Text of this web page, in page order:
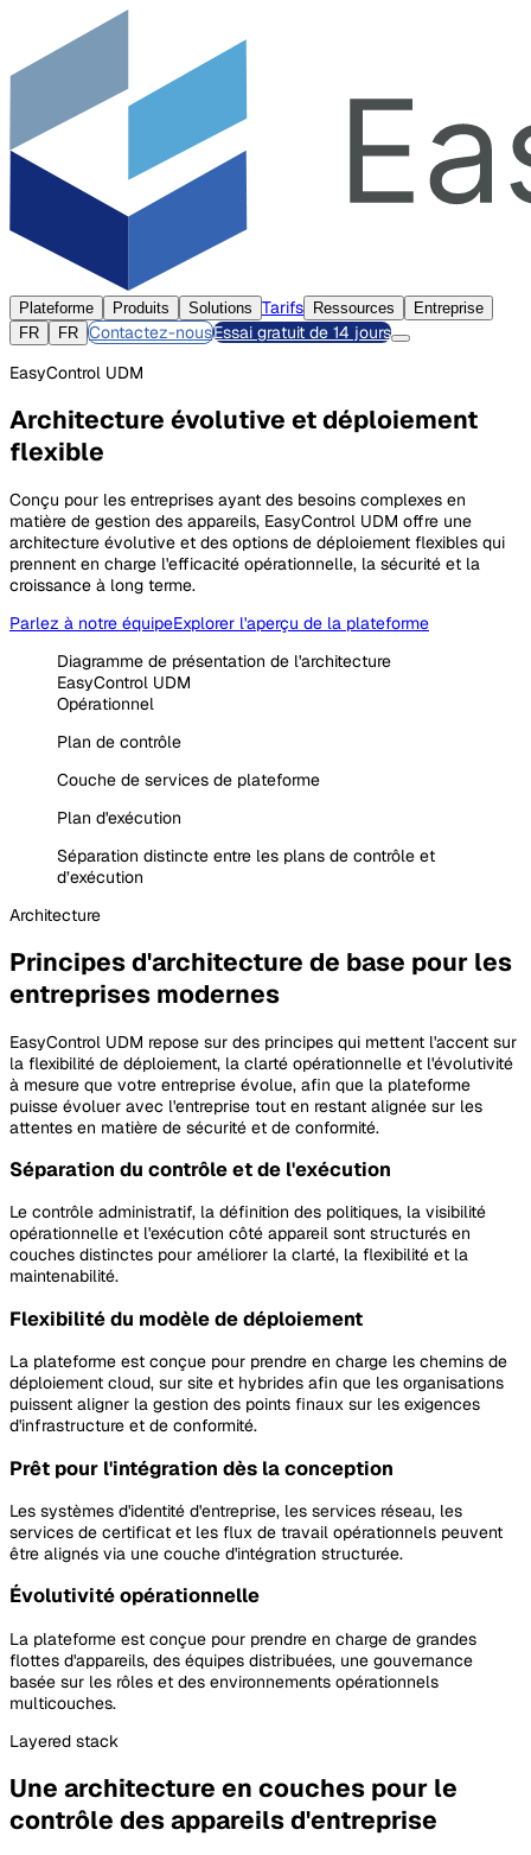
Plateforme Produits Solutions Tarifs Ressources
Entreprise
FR
FR Contactez-nousEssai gratuit de 14 jours
EasyControl UDM
Architecture évolutive et déploiement
flexible
Conçu pour les entreprises ayant des besoins complexes en
matière de gestion des appareils, EasyControl UDM offre une
architecture évolutive et des options de déploiement flexibles qui
prennent en charge l'efficacité opérationnelle, la sécurité et la
croissance à long terme.
Parlez à notre équipeExplorer l'aperçu de la plateforme
Diagramme de présentation de l'architecture
EasyControl UDM
Opérationnel
Plan de contrôle
Couche de services de plateforme
Plan d'exécution
Séparation distincte entre les plans de contrôle et
d’exécution
Architecture
Principes d'architecture de base pour les
entreprises modernes
EasyControl UDM repose sur des principes qui mettent l'accent sur
la flexibilité de déploiement, la clarté opérationnelle et l'évolutivité
à mesure que votre entreprise évolue, afin que la plateforme
puisse évoluer avec l'entreprise tout en restant alignée sur les
attentes en matière de sécurité et de conformité.
Séparation du contrôle et de l'exécution
Le contrôle administratif, la définition des politiques, la visibilité
opérationnelle et l'exécution côté appareil sont structurés en
couches distinctes pour améliorer la clarté, la flexibilité et la
maintenabilité.
Flexibilité du modèle de déploiement
La plateforme est conçue pour prendre en charge les chemins de
déploiement cloud, sur site et hybrides afin que les organisations
puissent aligner la gestion des points finaux sur les exigences
d'infrastructure et de conformité.
Prêt pour l'intégration dès la conception
Les systèmes d'identité d'entreprise, les services réseau, les
services de certificat et les flux de travail opérationnels peuvent
être alignés via une couche d'intégration structurée.
Évolutivité opérationnelle
La plateforme est conçue pour prendre en charge de grandes
flottes d'appareils, des équipes distribuées, une gouvernance
basée sur les rôles et des environnements opérationnels
multicouches.
Layered stack
Une architecture en couches pour le
contrôle des appareils d'entreprise